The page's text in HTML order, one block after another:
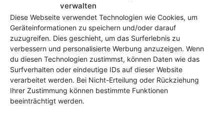
verwalten
Diese Webseite verwendet Technologien wie Cookies, um
Geräteinformationen zu speichern und/oder darauf
zuzugreifen. Dies geschieht, um das Surferlebnis zu
verbessern und personalisierte Werbung anzuzeigen. Wenn
du diesen Technologien zustimmst, können Daten wie das
Surfverhalten oder eindeutige IDs auf dieser Website
verarbeitet werden. Bei Nicht-Erteilung oder Rückziehung
Ihrer Zustimmung können bestimmte Funktionen
beeinträchtigt werden.
Start Schlagworte Filehosting
Filehosting
Andromirror sammelt Spenden
um Android-ROMs und -Hacks